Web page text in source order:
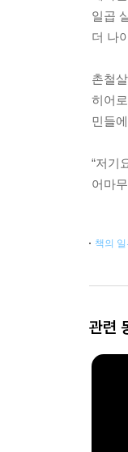
일곱
더 나
촌철
히어
민들
“저기
어마
책의
관련